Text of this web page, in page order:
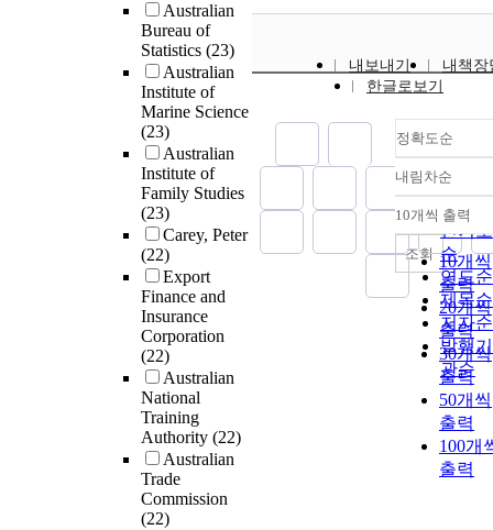
Australian
Bureau of
Statistics (23)
Australian
Institute of
Marine Science
(23)
Australian
Institute of
Family Studies
(23)
Carey, Peter
(22)
Export
Finance and
Insurance
Corporation
(22)
Australian
National
Training
Authority (22)
Australian
Trade
Commission
(22)
내보내기
내책장
한글로보기
정확도순
정확도
순
인기도
순
연도순
제목순
저자순
발행기
관순
내림차순
내림
10개씩 출력
10개씩
출력
20개씩
출력
30개씩
출력
50개씩
출력
100개
출력
조회